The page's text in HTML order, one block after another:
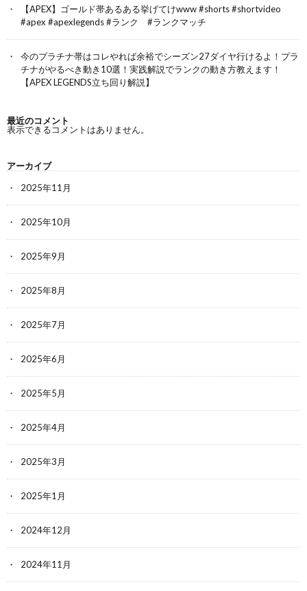
【APEX】ゴールド帯あるある挙げてけwww #shorts #shortvideo
#apex #apexlegends #ランク #ランクマッチ
今のプラチナ帯はコレやれば余裕でシーズン27ダイヤ行けるよ！プラ
チナがやるべき動き10選！実践解説でランクの動き方教えます！
【APEX LEGENDS立ち回り解説】
最近のコメント
表示できるコメントはありません。
アーカイブ
2025年11月
2025年10月
2025年9月
2025年8月
2025年7月
2025年6月
2025年5月
2025年4月
2025年3月
2025年1月
2024年12月
2024年11月